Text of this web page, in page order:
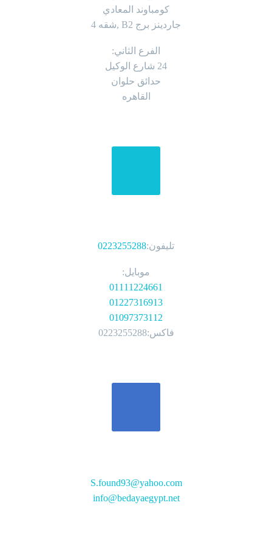
كومباوند المعادي
جاردينز برج B2 ,شقه 4
الفرع الثاني:
24 شارع الوكيل
حدائق حلوان
القاهره
تليفون:0223255288
موبايل:
01111224661
01227316913
01097373112
فاكس:0223255288
S.found93@yahoo.com
info@bedayaegypt.net